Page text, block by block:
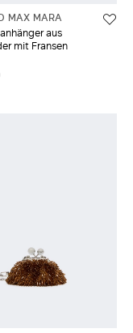
MAX MARA
aus
mit Fransen